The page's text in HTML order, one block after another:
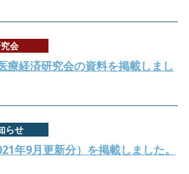
会
療経済研究会の資料を掲載しまし
らせ
年9月更新分）を掲載しました。